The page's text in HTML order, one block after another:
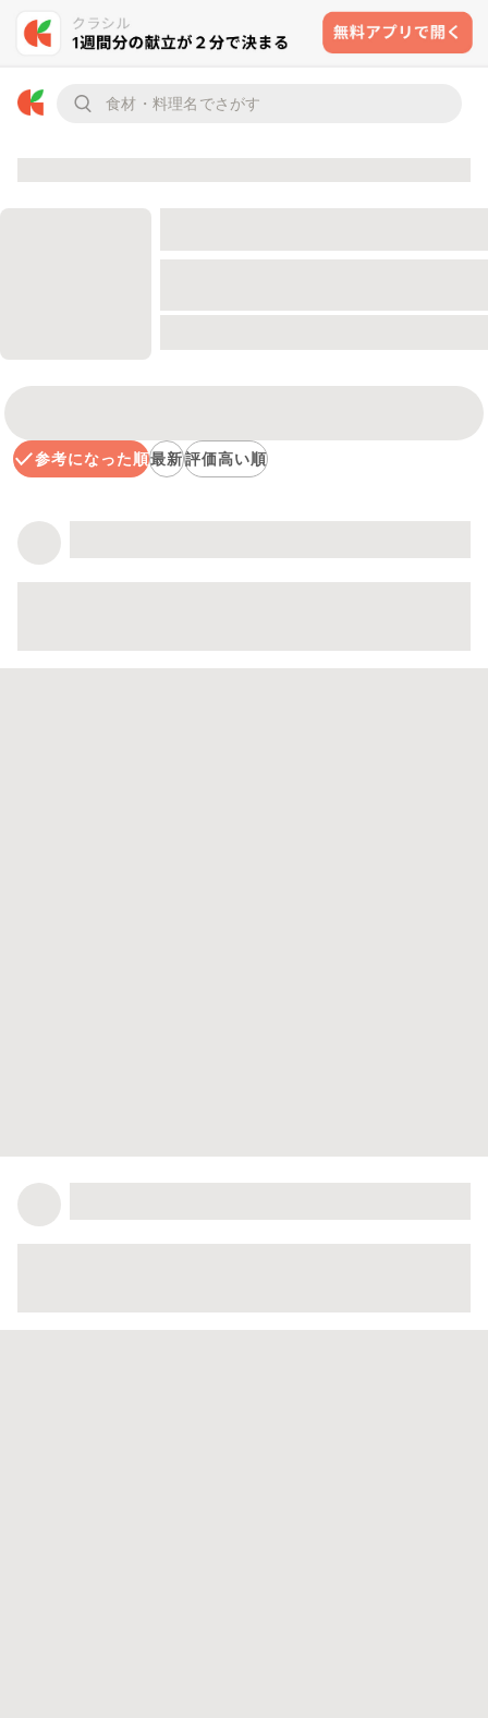
参考になった順最新評価高い順